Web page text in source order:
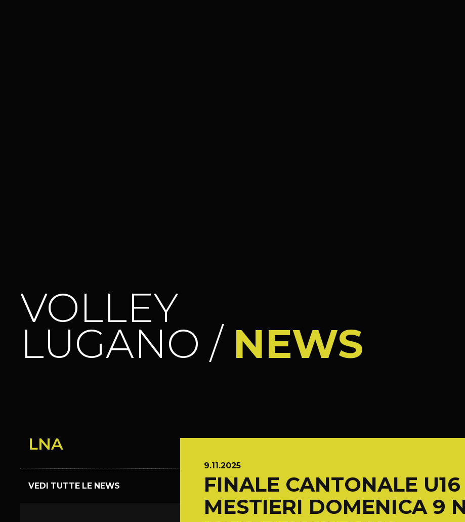
VOLLEY
LUGANO / NEWS
LNA
VEDI TUTTE LE NEWS
9.11.2025
FINALE CANTONALE U16
MESTIERI DOMENICA 9